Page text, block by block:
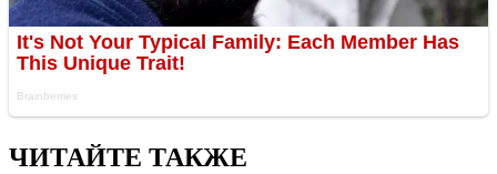
ЧИТАЙТЕ ТАКЖЕ